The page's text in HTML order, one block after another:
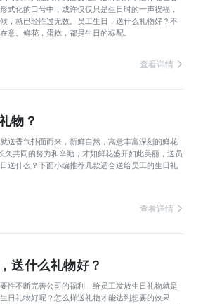
式化的口号中，或许仅仅只是生日时的一声祝福，
，就已经胜过无数。员工生日，送什么礼物好？不
意。鲜花，蛋糕，都是生日的标配。
查看详情
物？
送香气扑面而来，新鲜自然，寓意丰富深刻的鲜花
久共同的努力和辛勤，才如鲜花盛开如此美丽，送员
送什么？下面小编推荐几款适合送给员工的生日礼
查看详情
送什么礼物好？
性不断完善公司的福利，给员工发放生日礼物就是
日礼物好呢？怎么样送礼物才能达到想要的效果